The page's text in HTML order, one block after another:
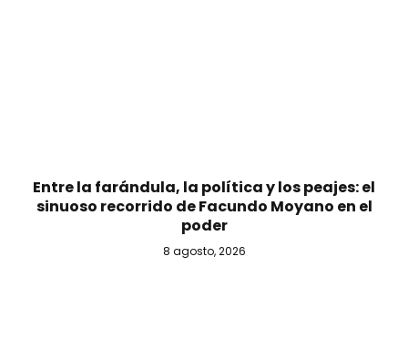
Entre la farándula, la política y los peajes: el
sinuoso recorrido de Facundo Moyano en el
poder
8 agosto, 2026